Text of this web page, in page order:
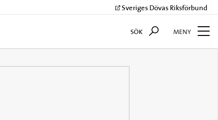
Sveriges Dövas Riksförbund
SÖK MENY